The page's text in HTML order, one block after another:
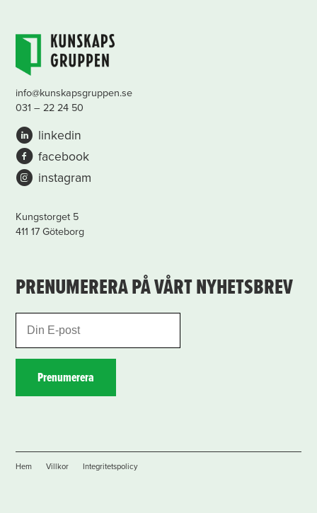
info@kunskapsgruppen.se
031 – 22 24 50
linkedin
facebook
instagram
Kungstorget 5
411 17 Göteborg
PRENUMERERA PÅ VÅRT NYHETSBREV
Prenumerera
Hem Villkor Integritetspolicy